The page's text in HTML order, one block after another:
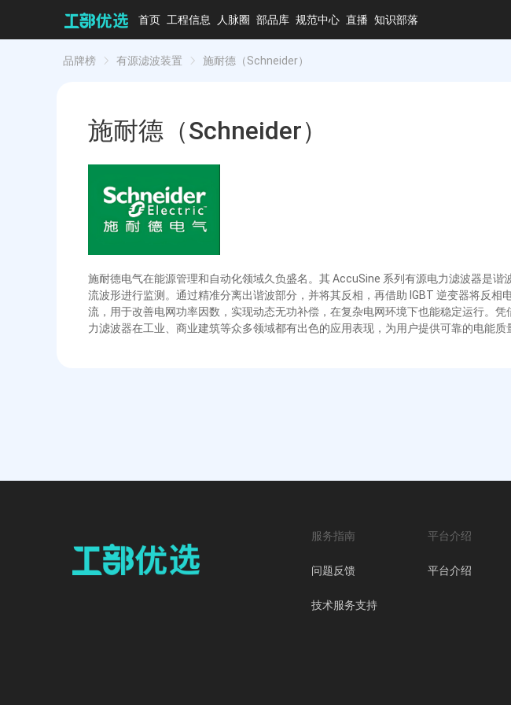
首页 工程信息 人脉圈 部品库 规范中心 直播 知识部落
品牌榜 有源滤波装置 施耐德（Schneider）
施耐德（Schneider）
施耐德电气在能源管理和自动化领域久负盛名。其 AccuSine 系列有源电力滤波器是
流波形进行监测。通过精准分离出谐波部分，并将其反相，再借助 IGBT 逆变器将反
流，用于改善电网功率因数，实现动态无功补偿，在复杂电网环境下也能稳定运行。
力滤波器在工业、商业建筑等众多领域都有出色的应用表现，为用户提供可靠的电能质
服务指南
问题反馈
技术服务支持
平台介绍
平台介绍